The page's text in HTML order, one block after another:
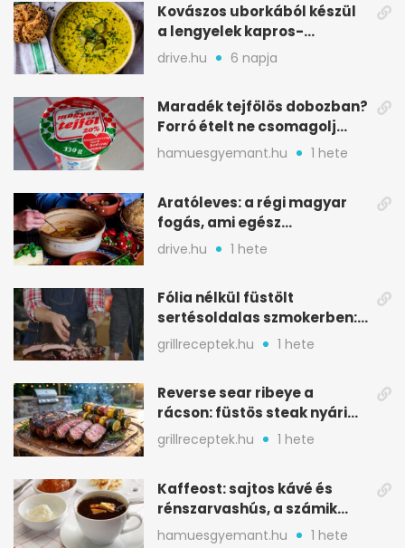
Kovászos uborkából készül
a lengyelek kapros-
savanykás levese
drive.hu 6 napja
Maradék tejfölös dobozban?
Forró ételt ne csomagolj
ilyen tégelybe
hamuesgyemant.hu 1 hete
Aratóleves: a régi magyar
fogás, ami egész
csapatokat jóllakatott
drive.hu 1 hete
Fólia nélkül füstölt
sertésoldalas szmokerben:
ropogós bark, 6 óra
grillreceptek.hu 1 hete
Reverse sear ribeye a
rácson: füstös steak nyári
tökkebabbal
grillreceptek.hu 1 hete
Kaffeost: sajtos kávé és
rénszarvashús, a számik
melegítő itala
hamuesgyemant.hu 1 hete